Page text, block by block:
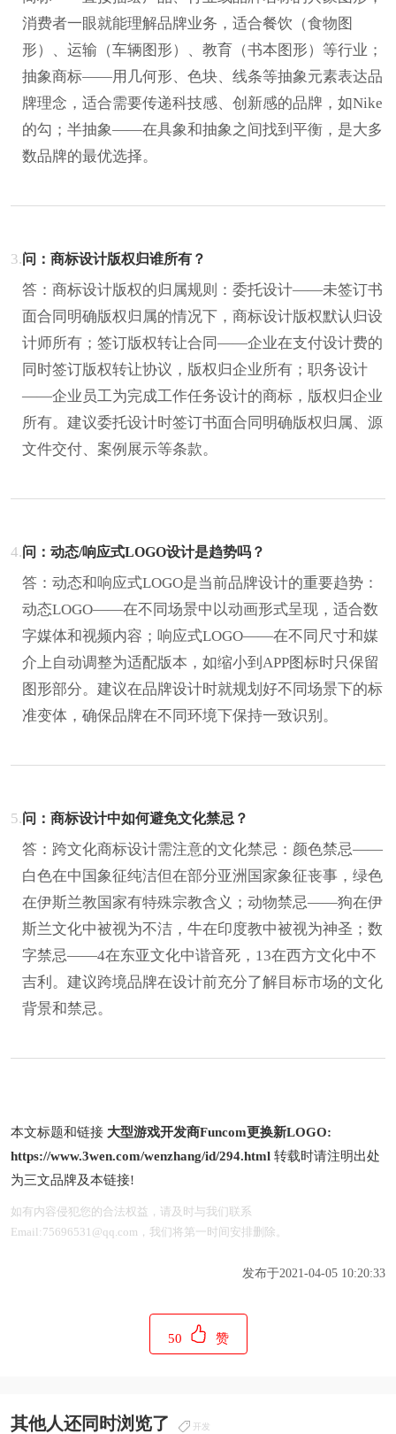
消费者一眼就能理解品牌业务，适合餐饮（食物图
形）、运输（车辆图形）、教育（书本图形）等行业；
抽象商标——用几何形、色块、线条等抽象元素表达品
牌理念，适合需要传递科技感、创新感的品牌，如Nike
的勾；半抽象——在具象和抽象之间找到平衡，是大多
数品牌的最优选择。
3.问：商标设计版权归谁所有？
答：商标设计版权的归属规则：委托设计——未签订书
面合同明确版权归属的情况下，商标设计版权默认归设
计师所有；签订版权转让合同——企业在支付设计费的
同时签订版权转让协议，版权归企业所有；职务设计
——企业员工为完成工作任务设计的商标，版权归企业
所有。建议委托设计时签订书面合同明确版权归属、源
文件交付、案例展示等条款。
4.问：动态/响应式LOGO设计是趋势吗？
答：动态和响应式LOGO是当前品牌设计的重要趋势：
动态LOGO——在不同场景中以动画形式呈现，适合数
字媒体和视频内容；响应式LOGO——在不同尺寸和媒
介上自动调整为适配版本，如缩小到APP图标时只保留
图形部分。建议在品牌设计时就规划好不同场景下的标
准变体，确保品牌在不同环境下保持一致识别。
5.问：商标设计中如何避免文化禁忌？
答：跨文化商标设计需注意的文化禁忌：颜色禁忌——
白色在中国象征纯洁但在部分亚洲国家象征丧事，绿色
在伊斯兰教国家有特殊宗教含义；动物禁忌——狗在伊
斯兰文化中被视为不洁，牛在印度教中被视为神圣；数
字禁忌——4在东亚文化中谐音死，13在西方文化中不
吉利。建议跨境品牌在设计前充分了解目标市场的文化
背景和禁忌。
本文标题和链接 大型游戏开发商Funcom更换新LOGO:
https://www.3wen.com/wenzhang/id/294.html 转载时请注明出处
为三文品牌及本链接!
如有内容侵犯您的合法权益，请及时与我们联系
Email:75696531@qq.com，我们将第一时间安排删除。
发布于2021-04-05 10:20:33
50 赞
其他人还同时浏览了 开发